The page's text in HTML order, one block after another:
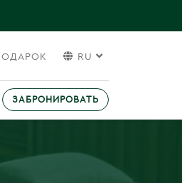
RU
ЗАБРОНИРОВАТЬ